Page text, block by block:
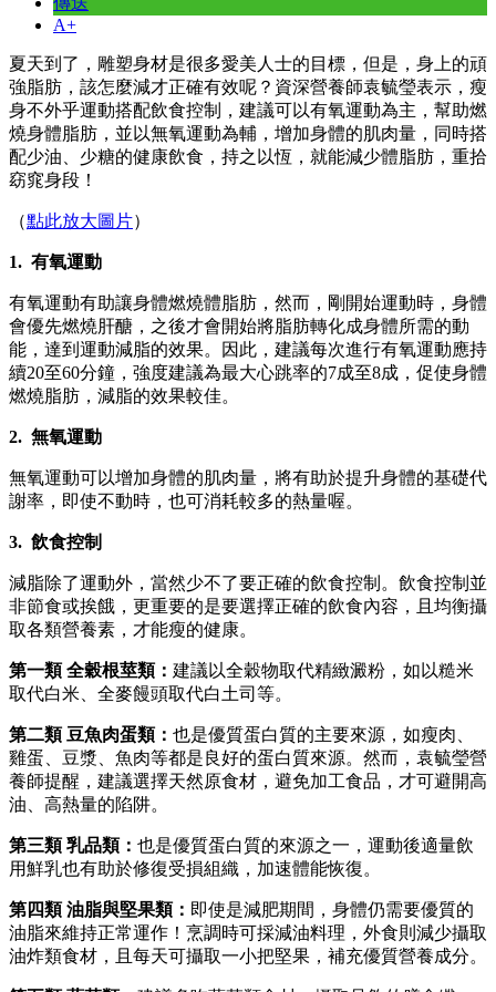
A+
夏天到了，雕塑身材是很多愛美人士的目標，但是，身上的頑
強脂肪，該怎麼減才正確有效呢？資深營養師袁毓瑩表示，瘦
身不外乎運動搭配飲食控制，建議可以有氧運動為主，幫助燃
燒身體脂肪，並以無氧運動為輔，增加身體的肌肉量，同時搭
配少油、少糖的健康飲食，持之以恆，就能減少體脂肪，重拾
窈窕身段！
（點此放大圖片）
1. 有氧運動
有氧運動有助讓身體燃燒體脂肪，然而，剛開始運動時，身體
會優先燃燒肝醣，之後才會開始將脂肪轉化成身體所需的動
能，達到運動減脂的效果。因此，建議每次進行有氧運動應持
續20至60分鐘，強度建議為最大心跳率的7成至8成，促使身體
燃燒脂肪，減脂的效果較佳。
2. 無氧運動
無氧運動可以增加身體的肌肉量，將有助於提升身體的基礎代
謝率，即使不動時，也可消耗較多的熱量喔。
3. 飲食控制
減脂除了運動外，當然少不了要正確的飲食控制。飲食控制並
非節食或挨餓，更重要的是要選擇正確的飲食內容，且均衡攝
取各類營養素，才能瘦的健康。
第一類 全穀根莖類： 建議以全穀物取代精緻澱粉，如以糙米
取代白米、全麥饅頭取代白土司等。
第二類 豆魚肉蛋類： 也是優質蛋白質的主要來源，如瘦肉、
雞蛋、豆漿、魚肉等都是良好的蛋白質來源。然而，袁毓瑩營
養師提醒，建議選擇天然原食材，避免加工食品，才可避開高
油、高熱量的陷阱。
第三類 乳品類： 也是優質蛋白質的來源之一，運動後適量飲
用鮮乳也有助於修復受損組織，加速體能恢復。
第四類 油脂與堅果類： 即使是減肥期間，身體仍需要優質的
油脂來維持正常運作！烹調時可採減油料理，外食則減少攝取
油炸類食材，且每天可攝取一小把堅果，補充優質營養成分。